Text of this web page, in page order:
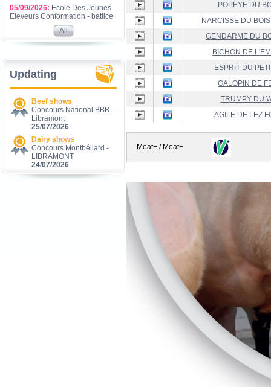
05/09/2026: Ecole Des Jeunes
Eleveurs Conformation - battice
All
Updating
Beef shows
Concours National BBB -
Libramont
25/07/2026
Dairy shows
Concours Montbéliard -
LIBRAMONT
24/07/2026
POPEYE DU
NARCISSE DU
GENDARME DU
BICHON DE
ESPRIT DU
GALOPIN DE
TRUMPY DU
AGILE DE LEZ
Meat+ / Meat+